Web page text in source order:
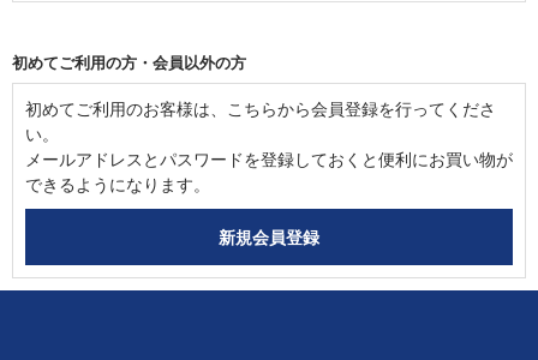
初めてご利用の方・会員以外の方
初めてご利用のお客様は、こちらから会員登録を行ってくださ
い。
メールアドレスとパスワードを登録しておくと便利にお買い物が
できるようになります。